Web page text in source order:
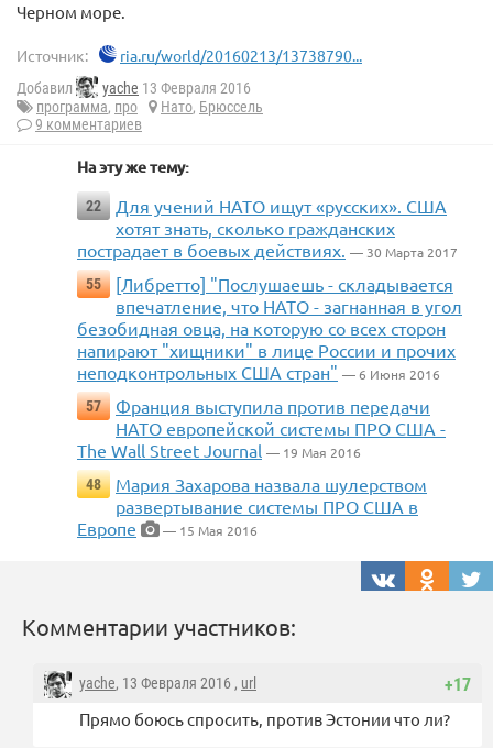
Черном море.
Источник: ria.ru/world/20160213/13738790...
Добавил yache 13 Февраля 2016
программа, про Нато, Брюссель
9 комментариев
На эту же тему:
22
Для учений НАТО ищут «русских». США
хотят знать, сколько гражданских
пострадает в боевых действиях. — 30 Марта 2017
55
[Либретто] "Послушаешь - складывается
впечатление, что НАТО - загнанная в угол
безобидная овца, на которую со всех сторон
напирают "хищники" в лице России и прочих
неподконтрольных США стран" — 6 Июня 2016
57
Франция выступила против передачи
НАТО европейской системы ПРО США -
The Wall Street Journal — 19 Мая 2016
48
Мария Захарова назвала шулерством
развертывание системы ПРО США в
Европе
— 15 Мая 2016
Комментарии участников:
+17
yache, 13 Февраля 2016 , url
Прямо боюсь спросить, против Эстонии что ли?